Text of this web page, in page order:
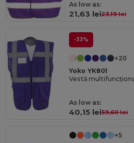
As low as:
21,63 lei23,19 lei
-33%
+20
Yoko YK801
Vestă
As low as:
40,15 lei59,60 lei
+5